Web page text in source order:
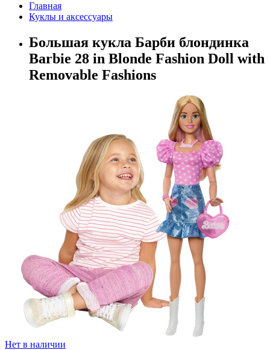
Главная
Куклы и аксессуары
Большая кукла Барби блондинка
Barbie 28 in Blonde Fashion Doll with
Removable Fashions
Нет в наличии